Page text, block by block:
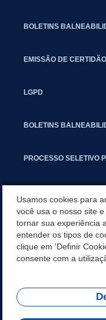
BOLETINS
EMISSÃO DE
LGPD
BOLETINS
PROCESSO SELETIVO
MANUAL DE
TURMINHA DO LAGO
REDES SOCIAIS
Usamos cookies para
você usa o nosso site
tornar sua experiência
entender os tipos de
clique em 'Definir
consente com a